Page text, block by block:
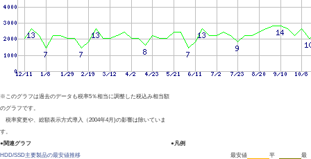
※このグラフは過去のデータも税率5％相当に調整した税込み相当額
のグラフです。
税率変更や、総額表示方式導入（2004年4月)の影響は除いていま
す。
●関連グラフ
HDD/SSD主要製品の最安値推移
●凡例
最安値
平
最